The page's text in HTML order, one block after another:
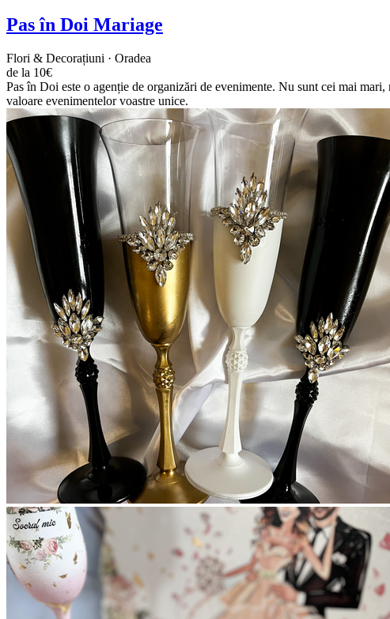
Pas în Doi Mariage
Flori & Decorațiuni · Oradea
de la 10€
Pas în Doi este o agenție de organizări de evenimente. Nu sunt cei mai
valoare evenimentelor voastre unice.